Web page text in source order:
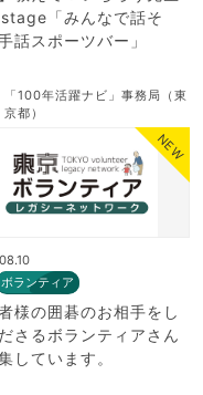
「みんなで話そ
話スポーツバー」
「100年活躍ナビ」事務局（東
京都）
NEW
ボランティア
様の囲碁のお相手をし
さるボランティアさん
しています。